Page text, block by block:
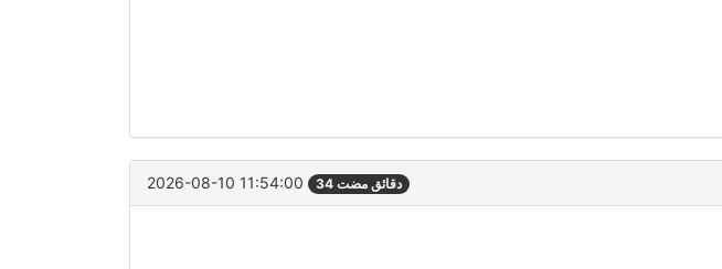
2026-08-10 11:54:00 34 دقائق مضت